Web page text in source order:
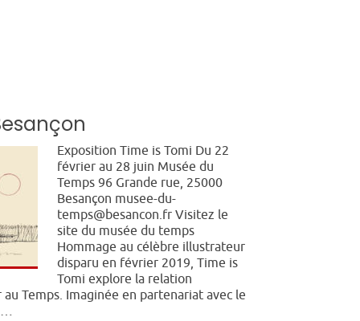
Exposition Time is Tomi Du 22
février au 28 juin Musée du
Temps 96 Grande rue, 25000
Besançon musee-du-
temps@besancon.fr Visitez le
site du musée du temps
Hommage au célèbre illustrateur
disparu en février 2019, Time is
Tomi explore la relation
Temps. Imaginée en partenariat avec le